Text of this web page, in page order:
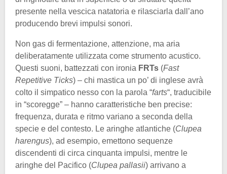
presente nella vescica natatoria e rilasciarla dall’ano
producendo brevi impulsi sonori.
Non gas di fermentazione, attenzione, ma aria
deliberatamente utilizzata come strumento acustico.
Questi suoni, battezzati con ironia FRTs (Fast
Repetitive Ticks) – chi mastica un po’ di inglese avrà
colto il simpatico nesso con la parola “farts“, traducibile
in “scoregge” – hanno caratteristiche ben precise:
frequenza, durata e ritmo variano a seconda della
specie e del contesto. Le aringhe atlantiche (Clupea
harengus), ad esempio, emettono sequenze
discendenti di circa cinquanta impulsi, mentre le
aringhe del Pacifico (Clupea pallasii) arrivano a